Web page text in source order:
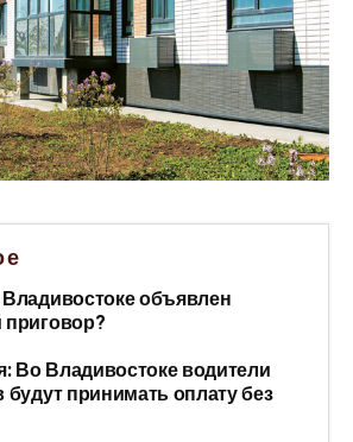
объявлен
Во Владивостоке водители
будут принимать оплату без